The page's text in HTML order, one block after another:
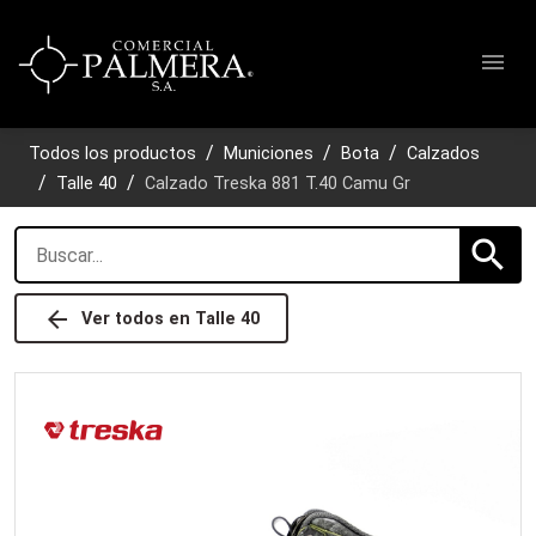
menu
Todos los productos Municiones Bota
Calzados
Talle 40
Calzado Treska 881 T.40 Camu Gr
arrow_back Ver todos en Talle 40
search